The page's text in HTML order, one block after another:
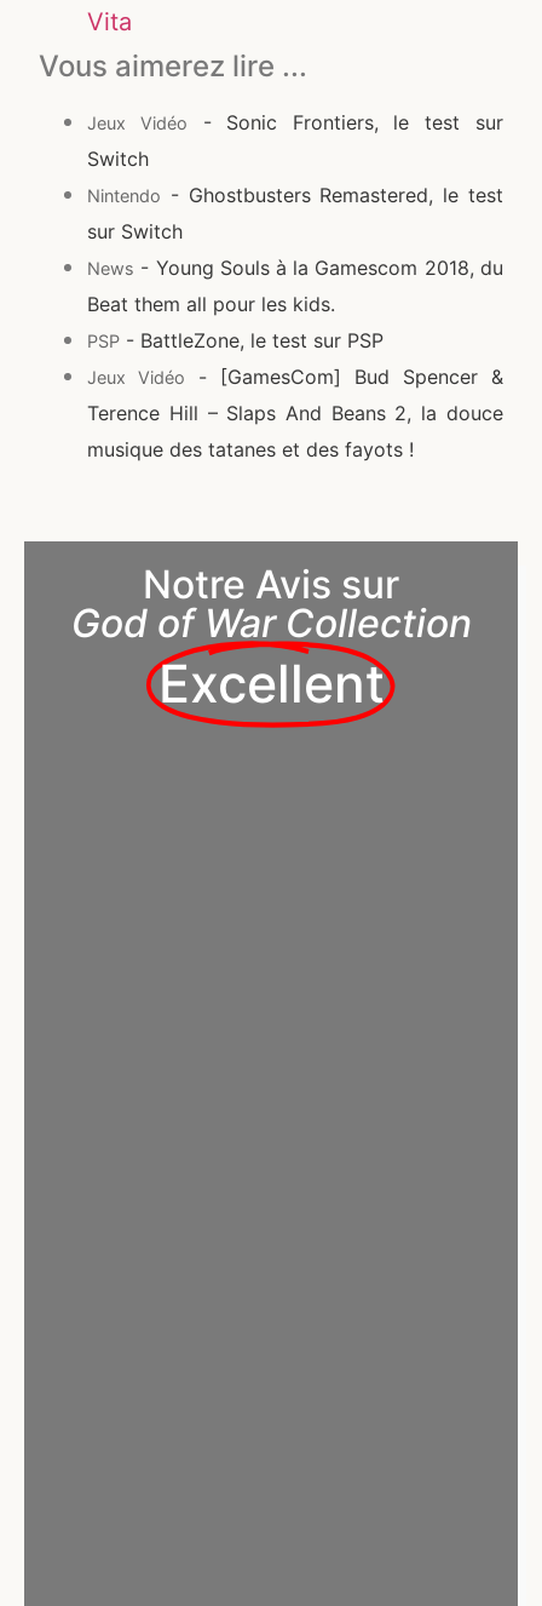
Vita
Vous aimerez lire ...
Jeux Vidéo
- Sonic Frontiers, le test sur
Switch
Nintendo - Ghostbusters Remastered, le test
sur Switch
News - Young Souls à la Gamescom 2018, du
Beat them all pour les kids.
PSP - BattleZone, le test sur PSP
Jeux Vidéo
- [GamesCom] Bud Spencer &
Terence Hill – Slaps And Beans 2, la douce
musique des tatanes et des fayots !
Notre Avis sur
God of War Collection
Excellent